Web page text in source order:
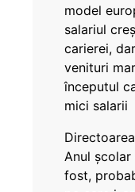
model
salariul
carierei,
venituri
începutul
mici salarii
Anul
fost,